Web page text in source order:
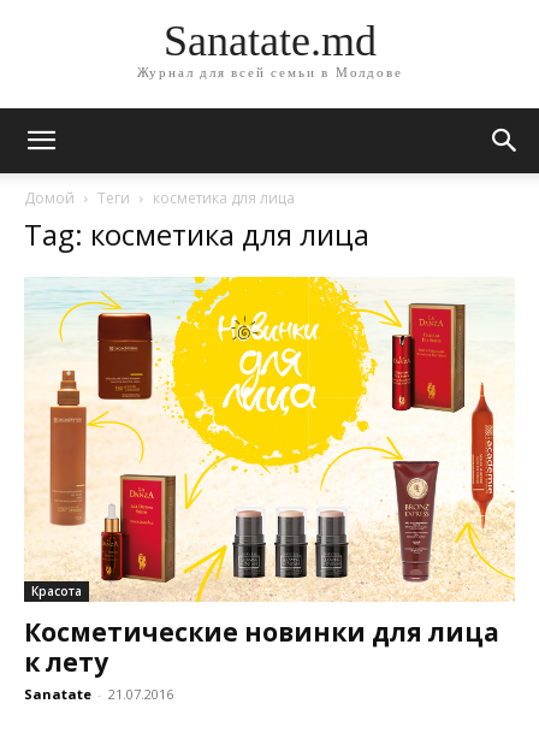
Sanatate.md
Журнал для всей семьи в Молдове
Домой Теги косметика для лица
Tag: косметика для лица
Красота
Косметические новинки для лица
к лету
Sanatate - 21.07.2016